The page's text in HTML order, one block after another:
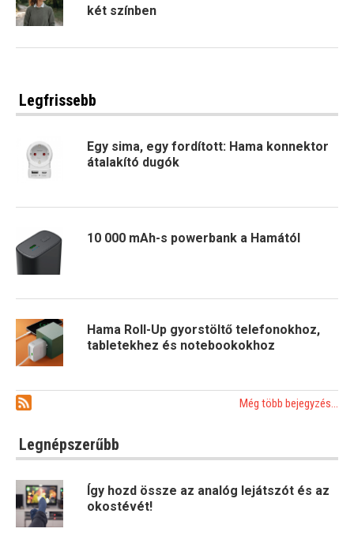
két színben
Legfrissebb
Egy sima, egy fordított: Hama konnektor
átalakító dugók
10 000 mAh-s powerbank a Hamától
Hama Roll-Up gyorstöltő telefonokhoz,
tabletekhez és notebookokhoz
Még több bejegyzés...
Legnépszerűbb
Így hozd össze az analóg lejátszót és az
okostévét!